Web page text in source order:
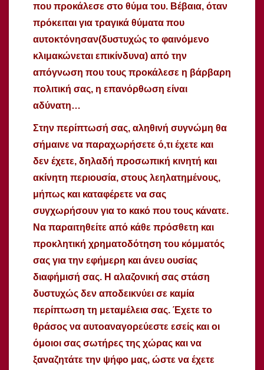
που προκάλεσε στο θύμα του. Βέβαια, όταν
πρόκειται για τραγικά θύματα που
αυτοκτόνησαν(δυστυχώς το φαινόμενο
κλιμακώνεται επικίνδυνα) από την
απόγνωση που τους προκάλεσε η βάρβαρη
πολιτική σας, η επανόρθωση είναι
αδύνατη…
Στην περίπτωσή σας, αληθινή συγνώμη θα
σήμαινε να παραχωρήσετε ό,τι έχετε και
δεν έχετε, δηλαδή προσωπική κινητή και
ακίνητη περιουσία, στoυς λεηλατημένους,
μήπως και καταφέρετε να σας
συγχωρήσουν για το κακό που τους κάνατε.
Να παραιτηθείτε από κάθε πρόσθετη και
προκλητική χρηματοδότηση του κόμματός
σας για την εφήμερη και άνευ ουσίας
διαφήμισή σας. Η αλαζονική σας στάση
δυστυχώς δεν αποδεικνύει σε καμία
περίπτωση τη μεταμέλεια σας. Έχετε το
θράσος να αυτοαναγορεύεστε εσείς και οι
όμοιοι σας σωτήρες της χώρας και να
ξαναζητάτε την ψήφο μας, ώστε να έχετε